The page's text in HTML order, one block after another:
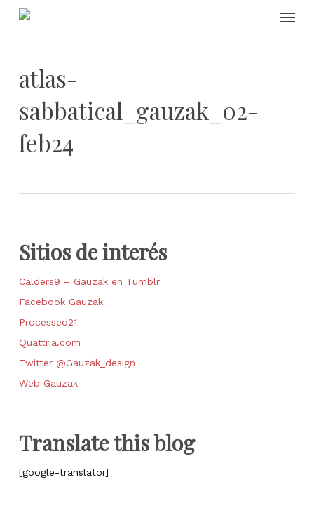
Skip
atlas-
sabbatical_gauzak_02-
feb24
Sitios de interés
Calders9 – Gauzak en Tumblr
Facebook Gauzak
Processed21
Quattria.com
Twitter @Gauzak_design
Web Gauzak
Translate this blog
[google-translator]